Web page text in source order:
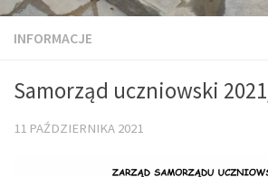
INFORMACJE
Samorząd uczniowski
11 PAŹDZIERNIKA 2021